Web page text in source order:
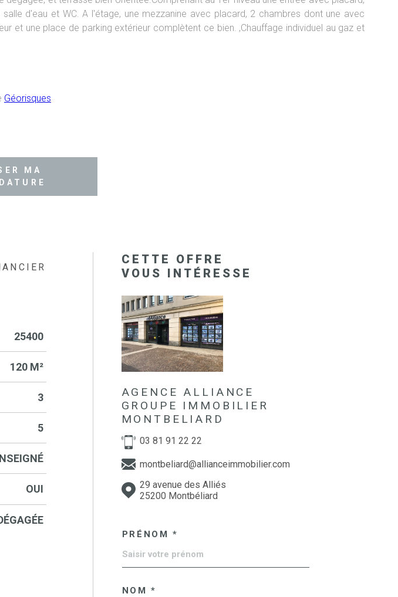
d'eau et WC. A l'étage, une mezzanine avec placard, 2 chambres dont une avec
et une place de parking extérieur complètent ce bien. ,Chauffage individuel au gaz et
Géorisques
MA
25400
120 M²
3
5
OUI
CETTE OFFRE
VOUS INTÉRESSE
AGENCE ALLIANCE
GROUPE IMMOBILIER
MONTBELIARD
03 81 91 22 22
montbeliard@allianceimmobilier.com
29 avenue des Alliés
25200 Montbéliard
PRÉNOM *
NOM *